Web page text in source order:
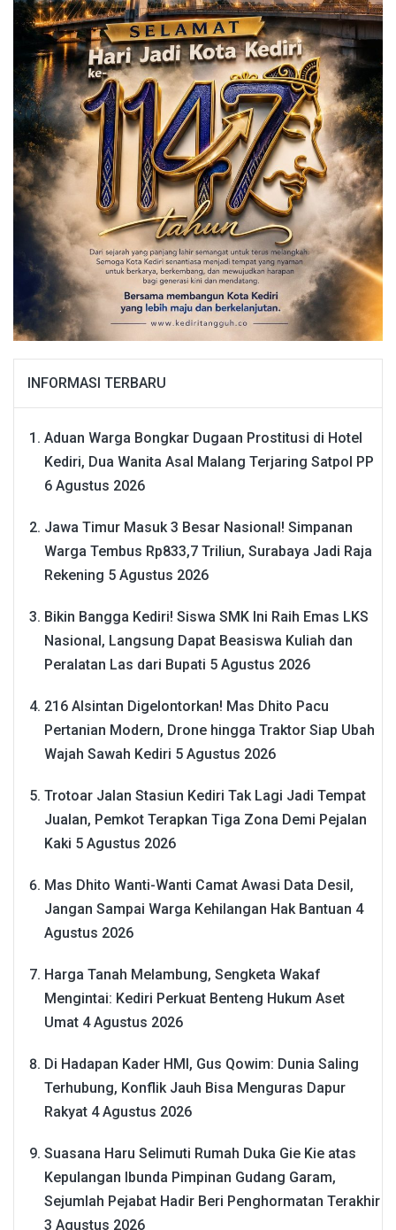
INFORMASI TERBARU
Aduan Warga Bongkar Dugaan Prostitusi di Hotel
Kediri, Dua Wanita Asal Malang Terjaring Satpol PP
6 Agustus 2026
Jawa Timur Masuk 3 Besar Nasional! Simpanan
Warga Tembus Rp833,7 Triliun, Surabaya Jadi Raja
Rekening 5 Agustus 2026
Bikin Bangga Kediri! Siswa SMK Ini Raih Emas LKS
Nasional, Langsung Dapat Beasiswa Kuliah dan
Peralatan Las dari Bupati 5 Agustus 2026
216 Alsintan Digelontorkan! Mas Dhito Pacu
Pertanian Modern, Drone hingga Traktor Siap Ubah
Wajah Sawah Kediri 5 Agustus 2026
Trotoar Jalan Stasiun Kediri Tak Lagi Jadi Tempat
Jualan, Pemkot Terapkan Tiga Zona Demi Pejalan
Kaki 5 Agustus 2026
Mas Dhito Wanti-Wanti Camat Awasi Data Desil,
Jangan Sampai Warga Kehilangan Hak Bantuan 4
Agustus 2026
Harga Tanah Melambung, Sengketa Wakaf
Mengintai: Kediri Perkuat Benteng Hukum Aset
Umat 4 Agustus 2026
Di Hadapan Kader HMI, Gus Qowim: Dunia Saling
Terhubung, Konflik Jauh Bisa Menguras Dapur
Rakyat 4 Agustus 2026
Suasana Haru Selimuti Rumah Duka Gie Kie atas
Kepulangan Ibunda Pimpinan Gudang Garam,
Sejumlah Pejabat Hadir Beri Penghormatan Terakhir
3 Agustus 2026